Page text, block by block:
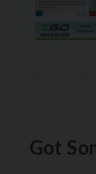
Got